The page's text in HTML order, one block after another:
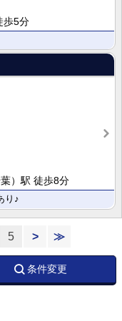
歩5分
）駅 徒歩8分
り♪
5 > ≫
条件変更